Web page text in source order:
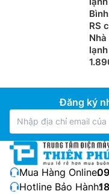
RS
Đăng ký
Mua Hàng Online:
Hotline Bảo Hành: